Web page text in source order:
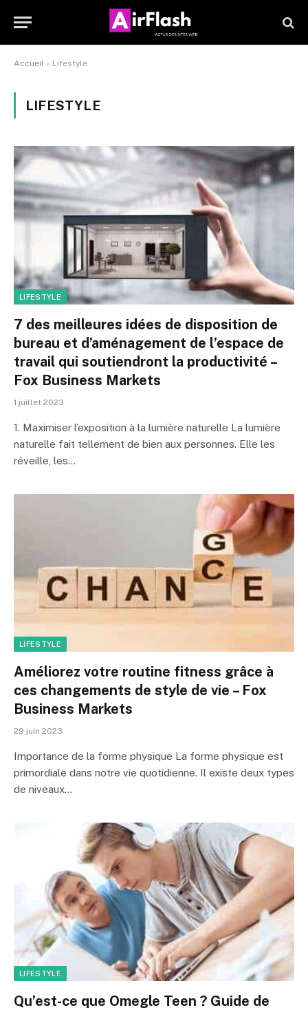
Accueil » Lifestyle
LIFESTYLE
LIFESTYLE
7 des meilleures idées de disposition de
bureau et d’aménagement de l’espace de
travail qui soutiendront la productivité –
Fox Business Markets
1 juillet 2023
1. Maximiser l’exposition à la lumière naturelle La lumière
naturelle fait tellement de bien aux personnes. Elle les
réveille, les…
LIFESTYLE
Améliorez votre routine fitness grâce à
ces changements de style de vie – Fox
Business Markets
29 juin 2023
Importance de la forme physique La forme physique est
primordiale dans notre vie quotidienne. Il existe deux types
de niveaux…
LIFESTYLE
Qu’est-ce que Omegle Teen ? Guide de